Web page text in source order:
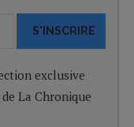
S'INSCRIRE
exclusive
La Chronique